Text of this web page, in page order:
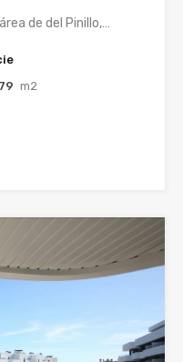
de del Pinillo,…
m2